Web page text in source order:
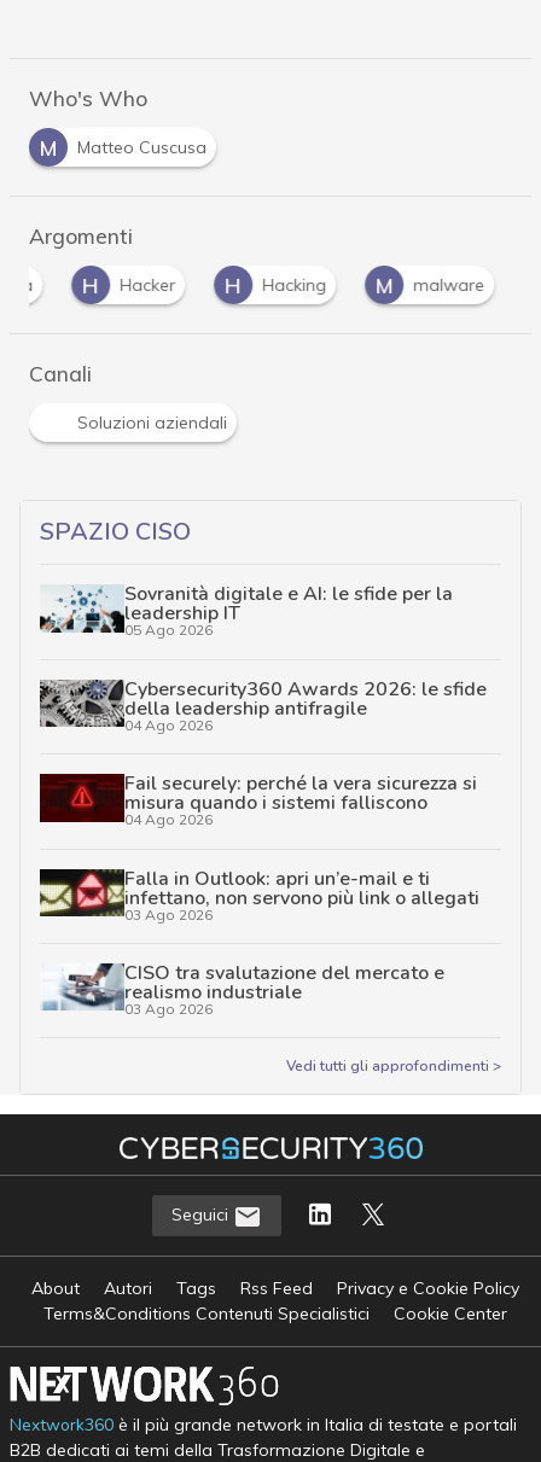
Who's Who
M
Matteo Cuscusa
Argomenti
H
Hacker H Hacking M malware O
Canali
Soluzioni aziendali
SPAZIO CISO
Sovranità digitale e AI: le sfide per la
leadership IT
05 Ago 2026
Cybersecurity360 Awards 2026: le sfide
della leadership antifragile
04 Ago 2026
Fail securely: perché la vera sicurezza si
misura quando i sistemi falliscono
04 Ago 2026
Falla in Outlook: apri un’e-mail e ti
infettano, non servono più link o allegati
03 Ago 2026
CISO tra svalutazione del mercato e
realismo industriale
03 Ago 2026
Vedi tutti gli approfondimenti >
Seguici
About Autori Tags Rss Feed
Privacy e Cookie Policy
Terms&Conditions Contenuti Specialistici
Cookie Center
Nextwork360è il più grande network in Italia di testate e portali
B2B dedicati ai temi della Trasformazione Digitale e